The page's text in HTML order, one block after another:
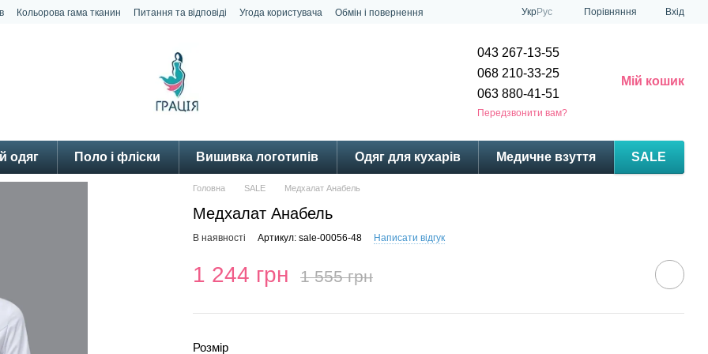
Кольорова гама тканин Питання та відповіді Угода користувача
Обмін і повернення
УкрРус Порівняння Вхід
043 267-13-55
068 210-33-25
063 880-41-51
Передзвонити вам?
Мій кошик
одяг Поло і фліски Вишивка логотипів Одяг для кухарів Медичне взуття SALE
Головна SALE Медхалат Анабель
Медхалат Анабель
В наявності Артикул: sale-00056-48 Написати відгук
1 244 грн 1 555 грн
Розмір